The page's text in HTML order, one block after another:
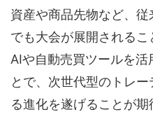
資産や商品先物など、
でも大会が展開されるこ
AIや自動売買ツールを活
とで、次世代型のトレ
る進化を遂げることが期